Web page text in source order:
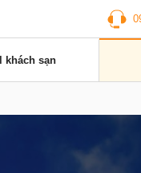
khách sạn